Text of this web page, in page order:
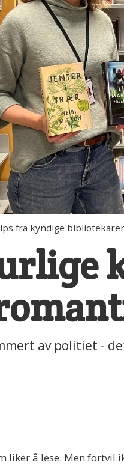
fra kyndige
av politiet -
å lese. Men fortvil